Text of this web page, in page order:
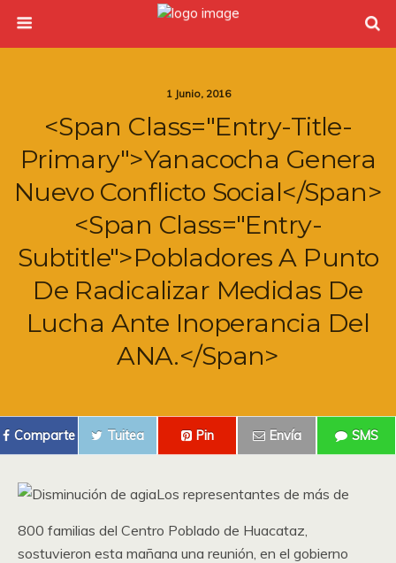
1 Junio, 2016
<span Class="entry-Title-
Primary">Yanacocha Genera
Nuevo Conflicto Social</span>
<span Class="entry-
Subtitle">Pobladores A Punto
De Radicalizar Medidas De
Lucha Ante Inoperancia Del
ANA.</span>
Comparte Tuitea Pin Envía SMS
Los representantes de más de
800 familias del Centro Poblado de Huacataz,
sostuvieron esta mañana una reunión, en el gobierno